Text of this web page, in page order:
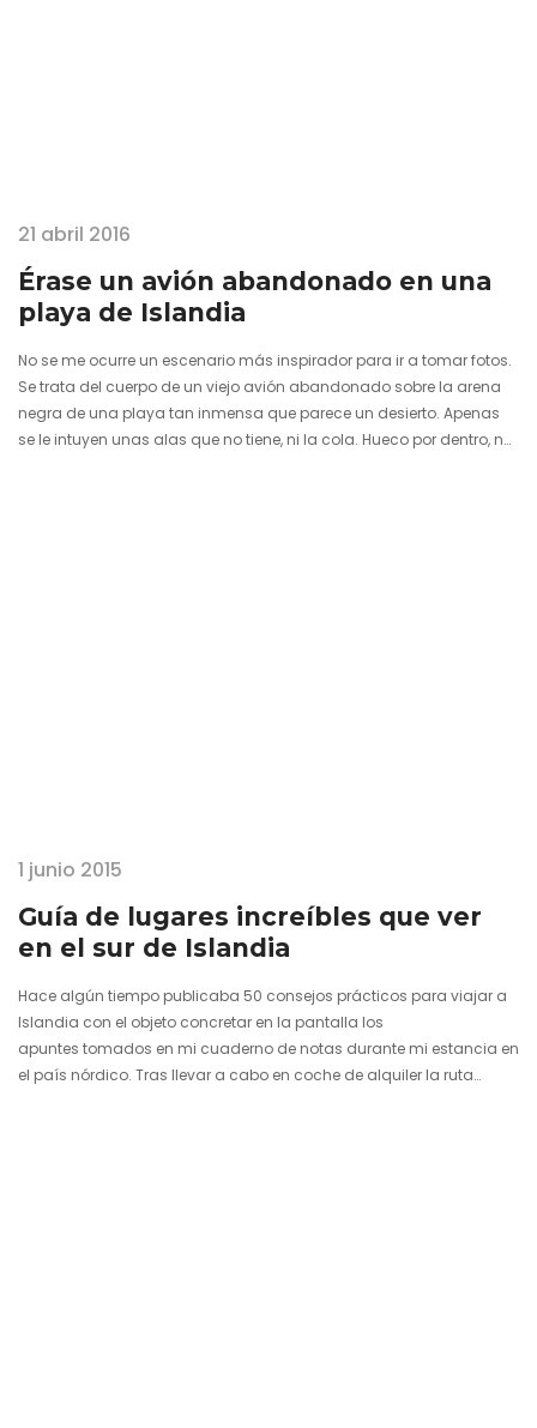
21 abril 2016
Érase un avión abandonado en una
playa de Islandia
No se me ocurre un escenario más inspirador para ir a tomar fotos.
Se trata del cuerpo de un viejo avión abandonado sobre la arena
negra de una playa tan inmensa que parece un desierto. Apenas
se le intuyen unas alas que no tiene, ni la cola. Hueco por dentro, no
1 junio 2015
Guía de lugares increíbles que ver
en el sur de Islandia
Hace algún tiempo publicaba 50 consejos prácticos para viajar a
Islandia con el objeto concretar en la pantalla los
apuntes tomados en mi cuaderno de notas durante mi estancia en
el país nórdico. Tras llevar a cabo en coche de alquiler la ruta